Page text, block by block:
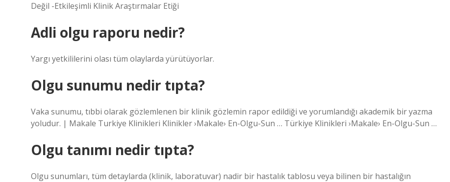
Değil -Etkileşimli Klinik Araştırmalar Etiği
Adli olgu raporu nedir?
Yargı yetkililerini olası tüm olaylarda yürütüyorlar.
Olgu sunumu nedir tıpta?
Vaka sunumu, tıbbi olarak gözlemlenen bir klinik gözlemin rapor edildiği ve yorumlandığı akademik bir yazma
yoludur. | Makale Turkiye Klinikleri Klinikler ›Makale› En-Olgu-Sun … Türkiye Klinikleri ›Makale› En-Olgu-Sun …
Olgu tanımı nedir tıpta?
Olgu sunumları, tüm detaylarda (klinik, laboratuvar) nadir bir hastalık tablosu veya bilinen bir hastalığın